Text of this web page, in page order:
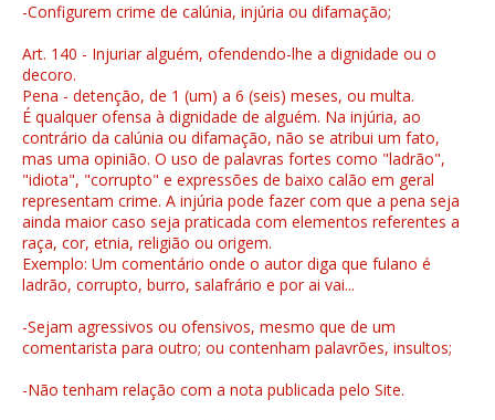
-Configurem crime de calúnia, injúria ou difamação;
Art. 140 - Injuriar alguém, ofendendo-lhe a dignidade ou o
decoro.
Pena - detenção, de 1 (um) a 6 (seis) meses, ou multa.
É qualquer ofensa à dignidade de alguém. Na injúria, ao
contrário da calúnia ou difamação, não se atribui um fato,
mas uma opinião. O uso de palavras fortes como "ladrão",
"idiota", "corrupto" e expressões de baixo calão em geral
representam crime. A injúria pode fazer com que a pena seja
ainda maior caso seja praticada com elementos referentes a
raça, cor, etnia, religião ou origem.
Exemplo: Um comentário onde o autor diga que fulano é
ladrão, corrupto, burro, salafrário e por ai vai...
-Sejam agressivos ou ofensivos, mesmo que de um
comentarista para outro; ou contenham palavrões, insultos;
-Não tenham relação com a nota publicada pelo Site.